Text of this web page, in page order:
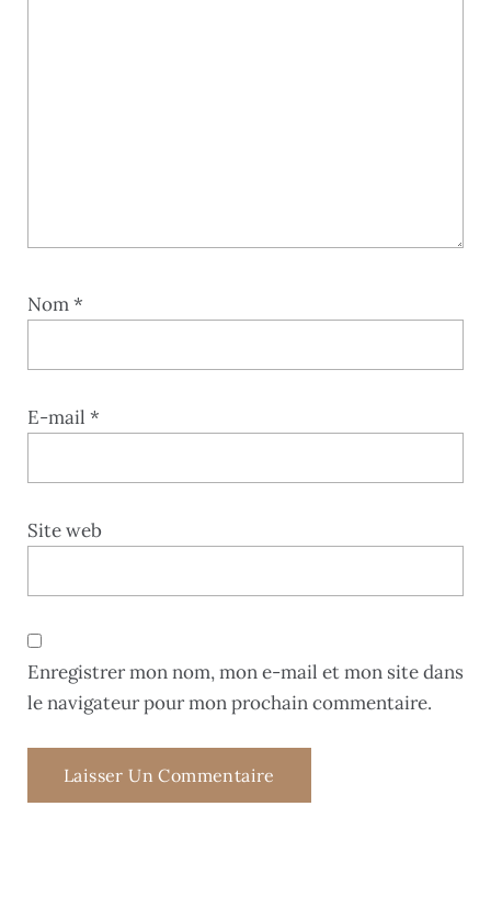
Nom*
E-mail *
Site web
Enregistrer mon nom, mon e-mail et mon site dans
le navigateur pour mon prochain commentaire.